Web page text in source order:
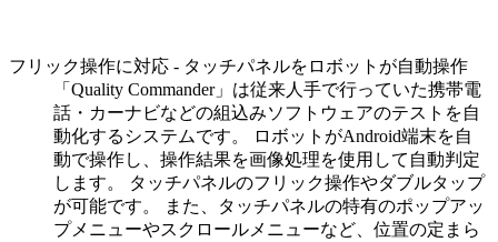
フリック操作に対応 - タッチパネルをロボットが自動操作
「Quality Commander」は従来人手で行っていた携帯電
話・カーナビなどの組込みソフトウェアのテストを自
動化するシステムです。 ロボットがAndroid端末を自
動で操作し、操作結果を画像処理を使用して自動判定
します。 タッチパネルのフリック操作やダブルタップ
が可能です。 また、タッチパネルの特有のポップアッ
プメニューやスクロールメニューなど、位置の定まら